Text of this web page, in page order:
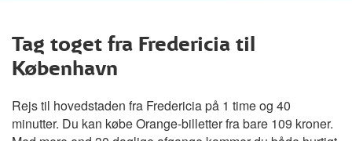
Tag toget fra Fredericia til
København
Rejs til hovedstaden fra Fredericia på 1 time og 40
minutter. Du kan købe Orange-billetter fra bare 109 kroner.